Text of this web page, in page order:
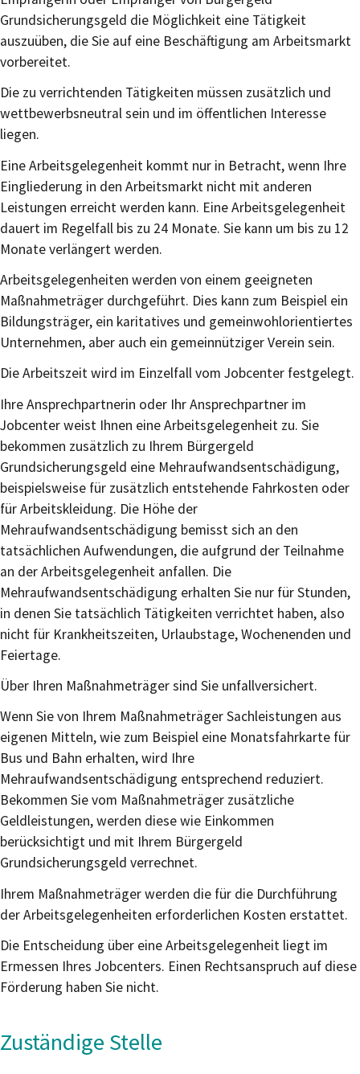
Grundsicherungsgeld die Möglichkeit eine Tätigkeit
auszuüben, die Sie auf eine Beschäftigung am Arbeitsmarkt
vorbereitet.
Die zu verrichtenden Tätigkeiten müssen zusätzlich und
wettbewerbsneutral sein und im öffentlichen Interesse
liegen.
Eine Arbeitsgelegenheit kommt nur in Betracht, wenn Ihre
Eingliederung in den Arbeitsmarkt nicht mit anderen
Leistungen erreicht werden kann. Eine Arbeitsgelegenheit
dauert im Regelfall bis zu 24 Monate. Sie kann um bis zu 12
Monate verlängert werden.
Arbeitsgelegenheiten werden von einem geeigneten
Maßnahmeträger durchgeführt. Dies kann zum Beispiel ein
Bildungsträger, ein karitatives und gemeinwohlorientiertes
Unternehmen, aber auch ein gemeinnütziger Verein sein.
Die Arbeitszeit wird im Einzelfall vom Jobcenter festgelegt.
Ihre Ansprechpartnerin oder Ihr Ansprechpartner im
Jobcenter weist Ihnen eine Arbeitsgelegenheit zu. Sie
bekommen zusätzlich zu Ihrem Bürgergeld
Grundsicherungsgeld eine Mehraufwandsentschädigung,
beispielsweise für zusätzlich entstehende Fahrkosten oder
für Arbeitskleidung. Die Höhe der
Mehraufwandsentschädigung bemisst sich an den
tatsächlichen Aufwendungen, die aufgrund der Teilnahme
an der Arbeitsgelegenheit anfallen. Die
Mehraufwandsentschädigung erhalten Sie nur für Stunden,
in denen Sie tatsächlich Tätigkeiten verrichtet haben, also
nicht für Krankheitszeiten, Urlaubstage, Wochenenden und
Feiertage.
Über Ihren Maßnahmeträger sind Sie unfallversichert.
Wenn Sie von Ihrem Maßnahmeträger Sachleistungen aus
eigenen Mitteln, wie zum Beispiel eine Monatsfahrkarte für
Bus und Bahn erhalten, wird Ihre
Mehraufwandsentschädigung entsprechend reduziert.
Bekommen Sie vom Maßnahmeträger zusätzliche
Geldleistungen, werden diese wie Einkommen
berücksichtigt und mit Ihrem Bürgergeld
Grundsicherungsgeld verrechnet.
Ihrem Maßnahmeträger werden die für die Durchführung
der Arbeitsgelegenheiten erforderlichen Kosten erstattet.
Die Entscheidung über eine Arbeitsgelegenheit liegt im
Ermessen Ihres Jobcenters. Einen Rechtsanspruch auf diese
Förderung haben Sie nicht.
Zuständige Stelle